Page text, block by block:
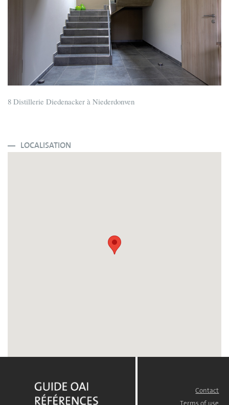
8 Distillerie Diedenacker à Niederdonven
LOCALISATION
Contact